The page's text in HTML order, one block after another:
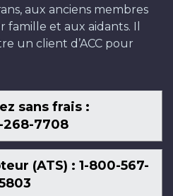
aux anciens membres
famille et aux aidants. Il
un client d’ACC pour
sans frais :
268-7708
(ATS) : 1-800-567-